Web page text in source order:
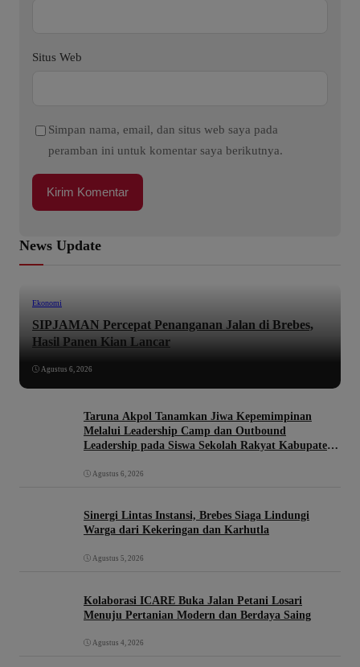
Situs Web
Simpan nama, email, dan situs web saya pada
peramban ini untuk komentar saya berikutnya.
News Update
Ekonomi
SIPJAMAN Percepat Penanganan Jalan di Brebes,
Hasil Panen Kian Lancar
Agustus 6, 2026
Taruna Akpol Tanamkan Jiwa Kepemimpinan
Melalui Leadership Camp dan Outbound
Leadership pada Siswa Sekolah Rakyat Kabupaten
Agustus 6, 2026
Sinergi Lintas Instansi, Brebes Siaga Lindungi
Warga dari Kekeringan dan Karhutla
Agustus 5, 2026
Kolaborasi ICARE Buka Jalan Petani Losari
Menuju Pertanian Modern dan Berdaya Saing
Agustus 4, 2026